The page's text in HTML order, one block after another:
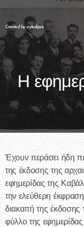
Created by eykalipsis
Η
Έχουν περάσει ήδη
της έκδοσης της
εφημερίδας της
την ελεύθερη
διακοπή της έκδοσης
φύλλο της